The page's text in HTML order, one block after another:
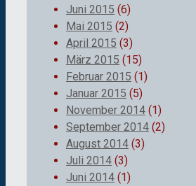
Juni 2015 (6)
Mai 2015 (2)
April 2015 (3)
März 2015 (15)
Februar 2015 (1)
Januar 2015 (5)
November 2014 (1)
September 2014 (2)
August 2014 (3)
Juli 2014 (3)
Juni 2014 (1)